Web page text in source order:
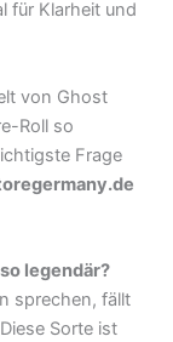
für Klarheit und
von Ghost
Roll so
Frage
legendär?
sprechen, fällt
Sorte ist